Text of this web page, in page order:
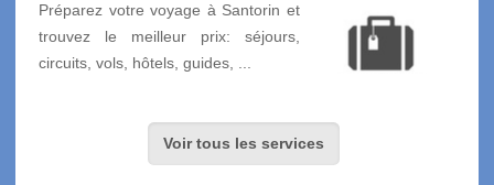
Préparez votre voyage à Santorin et
trouvez le meilleur prix: séjours,
circuits, vols, hôtels, guides, ...
Voir tous les services